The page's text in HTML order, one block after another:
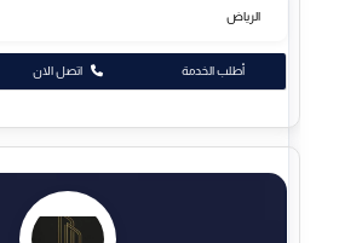
الرياض
اتصل الان أطلب الخدمة